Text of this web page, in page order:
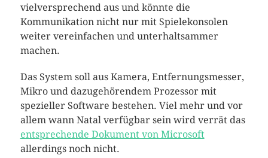
vielversprechend aus und könnte die
Kommunikation nicht nur mit Spielekonsolen
weiter vereinfachen und unterhaltsammer
machen.
Das System soll aus Kamera, Entfernungsmesser,
Mikro und dazugehörendem Prozessor mit
spezieller Software bestehen. Viel mehr und vor
allem wann Natal verfügbar sein wird verrät das
entsprechende Dokument von Microsoft
allerdings noch nicht.